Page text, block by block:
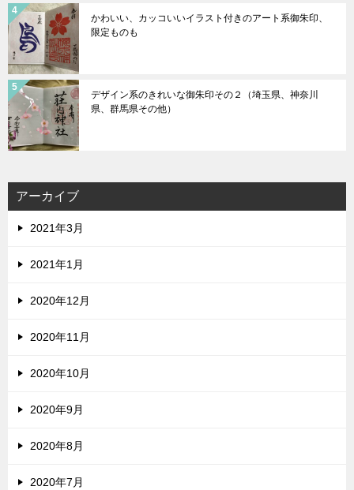
かわいい、カッコいいイラスト付きのアート系御朱印、
限定ものも
デザイン系のきれいな御朱印その２（埼玉県、神奈川
県、群馬県その他）
アーカイブ
2021年3月
2021年1月
2020年12月
2020年11月
2020年10月
2020年9月
2020年8月
2020年7月